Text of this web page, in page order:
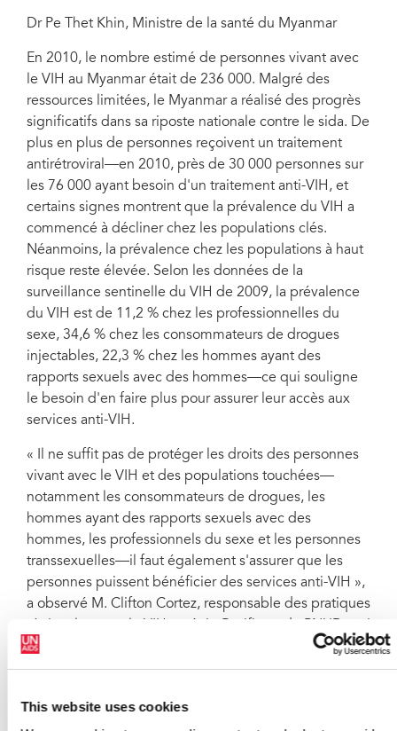
This website uses cookies
Dr Pe Thet Khin, Ministre de la santé du Myanmar
En 2010, le nombre estimé de personnes vivant avec
le VIH au Myanmar était de 236 000. Malgré des
ressources limitées, le Myanmar a réalisé des progrès
significatifs dans sa riposte nationale contre le sida. De
plus en plus de personnes reçoivent un traitement
antirétroviral—en 2010, près de 30 000 personnes sur
les 76 000 ayant besoin d'un traitement anti-VIH, et
certains signes montrent que la prévalence du VIH a
commencé à décliner chez les populations clés.
Néanmoins, la prévalence chez les populations à haut
risque reste élevée. Selon les données de la
surveillance sentinelle du VIH de 2009, la prévalence
du VIH est de 11,2 % chez les professionnelles du
sexe, 34,6 % chez les consommateurs de drogues
injectables, 22,3 % chez les hommes ayant des
rapports sexuels avec des hommes—ce qui souligne
le besoin d'en faire plus pour assurer leur accès aux
services anti-VIH.
« Il ne suffit pas de protéger les droits des personnes
vivant avec le VIH et des populations touchées—
notamment les consommateurs de drogues, les
hommes ayant des rapports sexuels avec des
hommes, les professionnels du sexe et les personnes
transsexuelles—il faut également s'assurer que les
personnes puissent bénéficier des services anti-VIH »,
a observé M. Clifton Cortez, responsable des pratiques
a rejoint Dr Sadik et M. Gary Lewis, représentant
régional de l'UNODC dans la région d'Asie de l'Est et
l'ONU.